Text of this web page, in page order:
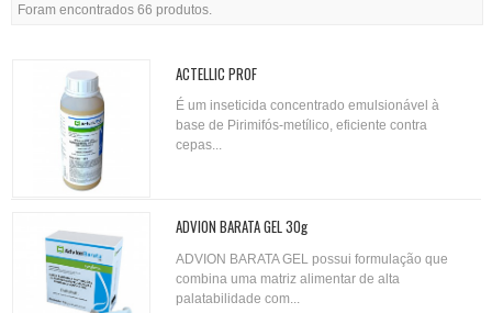
Foram encontrados 66 produtos.
ACTELLIC PROF
É um inseticida concentrado emulsionável à
base de Pirimifós-metílico, eficiente contra
cepas...
ADVION BARATA GEL 30g
ADVION BARATA GEL possui formulação que
combina uma matriz alimentar de alta
palatabilidade com...